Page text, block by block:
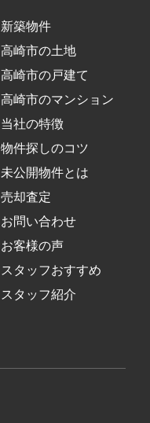
新築物件
高崎市の土地
高崎市の戸建て
高崎市のマンション
当社の特徴
物件探しのコツ
未公開物件とは
売却査定
お問い合わせ
お客様の声
スタッフおすすめ
スタッフ紹介